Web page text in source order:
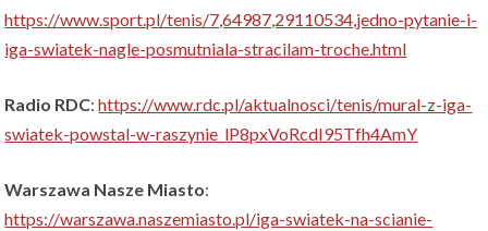
https://www.sport.pl/tenis/7,64987,29110534,jedno-pytanie-i-
iga-swiatek-nagle-posmutniala-stracilam-troche.html
Radio RDC:https://www.rdc.pl/aktualnosci/tenis/mural-z-iga-
swiatek-powstal-w-raszynie_lP8pxVoRcdI95Tfh4AmY
Warszawa Nasze Miasto:
https://warszawa.naszemiasto.pl/iga-swiatek-na-scianie-